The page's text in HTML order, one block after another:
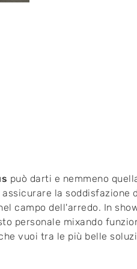
può darti e nemmeno
la soddisfazione
campo dell'arredo. In
personale mixando
vuoi tra le più belle